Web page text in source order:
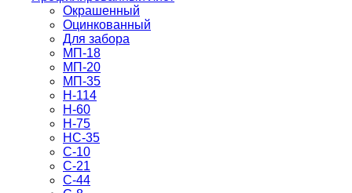
Окрашенный
Оцинкованный
Для забора
МП-18
МП-20
МП-35
Н-114
Н-60
Н-75
НС-35
С-10
С-21
С-44